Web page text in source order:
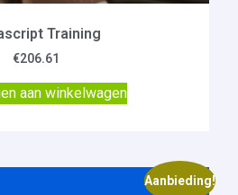
Training
€206.61
aan winkelwagen
Aanbieding!